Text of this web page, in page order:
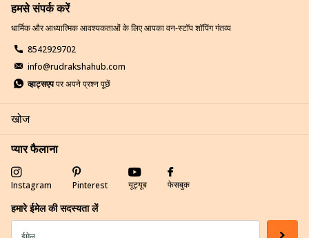
हमसे संपर्क करें
धार्मिक और आध्यात्मिक आवश्यकताओं के लिए आपका वन-स्टॉप शॉपिंग गंतव्य
8542929702
info@rudrakshahub.com
व्हाट्सएपपर अपने प्रश्न पूछें
खोज
प्यार फैलाना
Instagram Pinterest यूट्यूब फेसबुक
हमारे ईमेल की सदस्यता लें